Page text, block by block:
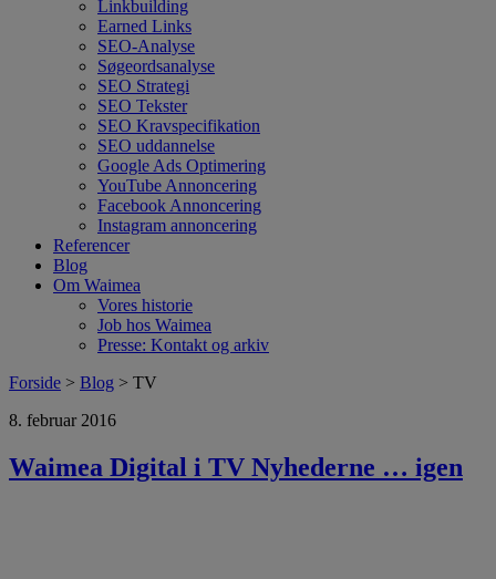
Linkbuilding
Earned Links
SEO-Analyse
Søgeordsanalyse
SEO Strategi
SEO Tekster
SEO Kravspecifikation
SEO uddannelse
Google Ads Optimering
YouTube Annoncering
Facebook Annoncering
Instagram annoncering
Referencer
Blog
Om Waimea
Vores historie
Job hos Waimea
Presse: Kontakt og arkiv
Forside > Blog > TV
8. februar 2016
Waimea Digital i TV Nyhederne … igen